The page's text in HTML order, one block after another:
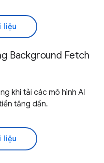
liệu
Background Fetch
khi tải các mô hình AI
tăng dần.
liệu